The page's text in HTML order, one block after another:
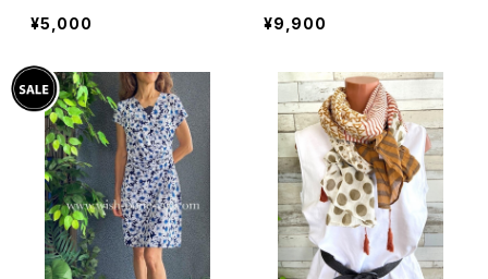
製インポートワンピース｜L
ONNKEL PARIS クラシカ
ツ ワンピース/ブラウン系
¥5,000
ポート/ブルー
¥9,900